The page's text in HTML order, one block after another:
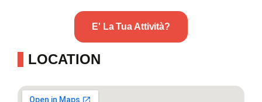
E' La Tua Attività?
LOCATION